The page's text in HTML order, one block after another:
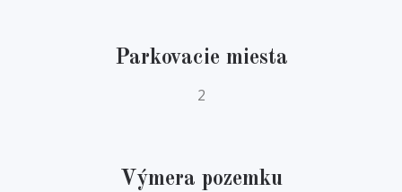
Parkovacie miesta
2
Výmera pozemku